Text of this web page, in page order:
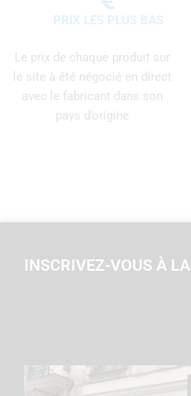
PRIX LES PLUS BAS
Le prix de chaque produit sur
le site à été négocié en direct
avec le fabricant dans son
pays d’origine
INSCRIVEZ-VOUS À